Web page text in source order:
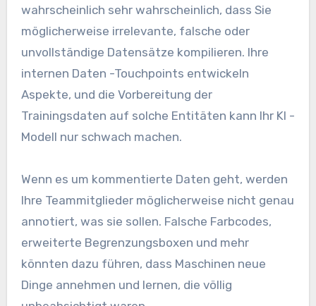
wahrscheinlich sehr wahrscheinlich, dass Sie
möglicherweise irrelevante, falsche oder
unvollständige Datensätze kompilieren. Ihre
internen Daten -Touchpoints entwickeln
Aspekte, und die Vorbereitung der
Trainingsdaten auf solche Entitäten kann Ihr KI -
Modell nur schwach machen.
Wenn es um kommentierte Daten geht, werden
Ihre Teammitglieder möglicherweise nicht genau
annotiert, was sie sollen. Falsche Farbcodes,
erweiterte Begrenzungsboxen und mehr
könnten dazu führen, dass Maschinen neue
Dinge annehmen und lernen, die völlig